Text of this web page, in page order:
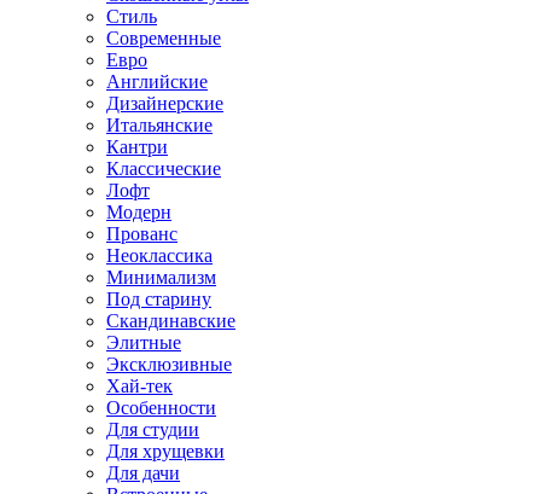
Стиль
Современные
Евро
Английские
Дизайнерские
Итальянские
Кантри
Классические
Лофт
Модерн
Прованс
Неоклассика
Минимализм
Под старину
Скандинавские
Элитные
Эксклюзивные
Хай-тек
Особенности
Для студии
Для хрущевки
Для дачи